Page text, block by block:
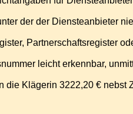
der der Diensteanbieter
Partnerschaftsregister
leicht erkennbar,
die Klägerin 3222,20 €